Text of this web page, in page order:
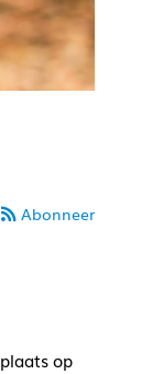
Abonneer
op